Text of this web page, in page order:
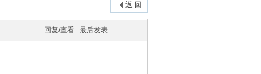
返 回
回复/查看 最后发表